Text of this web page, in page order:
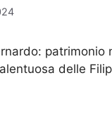
patrimonio
delle